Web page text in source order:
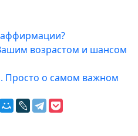
возрастом и шансом
Просто о самом важном